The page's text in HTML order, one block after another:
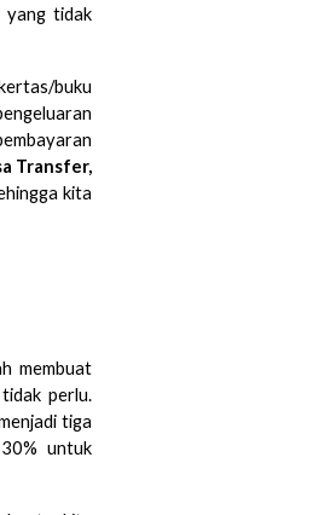
yang tidak
buku
Transfer,
kita
membuat
perlu.
tiga
untuk